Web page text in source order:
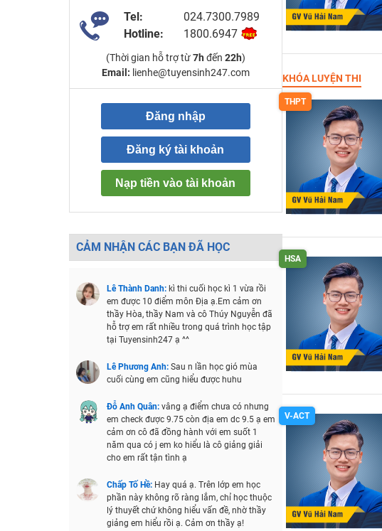
Tel:
024.7300.7989
Hotline:
1800.6947
(Thời gian hỗ trợ từ7h đến 22h)
Email: lienhe@tuyensinh247.com
Đăng nhập
Đăng ký tài khoản
Nạp tiền vào tài khoản
CẢM NHẬN CÁC BẠN ĐÃ HỌC
Lê Thành Danh: kì thi cuối học kì 1 vừa rồi
em được 10 điểm môn Địa ạ.Em cảm ơn
thầy Hòa, thầy Nam và cô Thúy Nguyễn đã
hỗ trợ em rất nhiều trong quá trình học tập
tại Tuyensinh247 ạ ^^
Lê Phương Anh: Sau n lần học gió mùa
cuối cùng em cũng hiểu được huhu
Đỗ Anh Quân: vâng ạ điểm chưa có nhưng
em check được 9.75 còn địa em dc 9.5 ạ em
cảm ơn cô đã đồng hành với em suốt 1
năm qua có j em ko hiểu là cô giảng giải
cho em rất tận tình ạ
Chấp Tố Hề: Hay quá ạ. Trên lớp em học
phần này không rõ ràng lắm, chỉ học thuộc
lý thuyết chứ không hiểu vấn đề, nhờ thầy
giảng em hiểu rồi ạ. Cảm ơn thầy ạ!
KHÓA LUYỆN THI
THPT
HSA
V-ACT